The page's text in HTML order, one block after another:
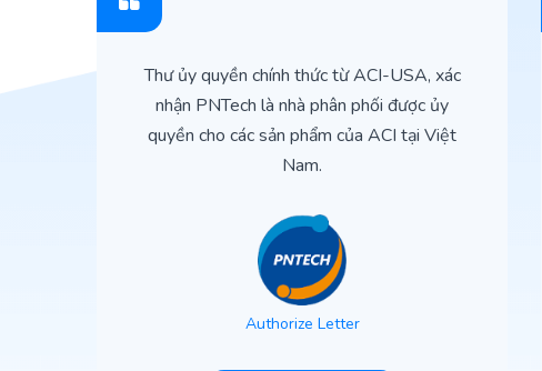
Thư ủy quyền chính thức từ ACI-USA, xác
nhận PNTech là nhà phân phối được ủy
quyền cho các sản phẩm của ACI tại Việt
Nam.
Authorize Letter